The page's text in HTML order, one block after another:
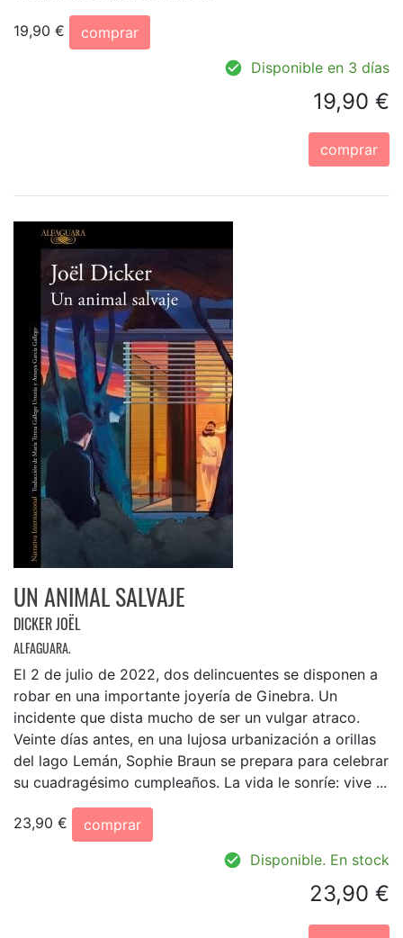
19,90 €
comprar
Disponible en 3 días
19,90 €
comprar
UN ANIMAL SALVAJE
DICKER JOËL
ALFAGUARA.
El 2 de julio de 2022, dos delincuentes se disponen a
robar en una importante joyería de Ginebra. Un
incidente que dista mucho de ser un vulgar atraco.
Veinte días antes, en una lujosa urbanización a orillas
del lago Lemán, Sophie Braun se prepara para celebrar
su cuadragésimo cumpleaños. La vida le sonríe: vive ...
23,90 €
comprar
Disponible. En stock
23,90 €